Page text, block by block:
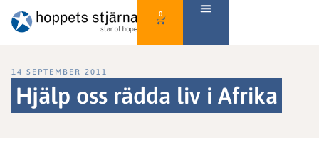
0
14 SEPTEMBER 2011
Hjälp oss rädda liv i Afrika